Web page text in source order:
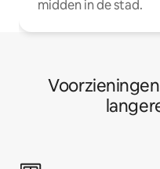
midden in de stad.